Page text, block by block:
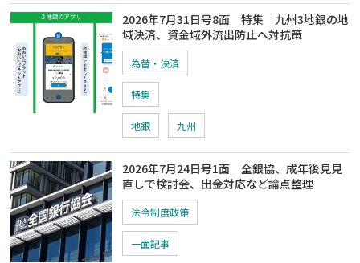
2026年7月31日号8面 特集 九州3地銀の地
域決済、資金域外流出防止へ対抗策
為替・決済
特集
地銀 九州
2026年7月24日号1面 全銀協、成年後見見
直しで検討会、出金対応など論点整理
法令制度政策
一面記事